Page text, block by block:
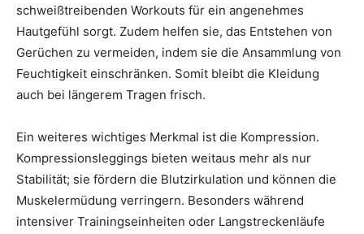
schweißtreibenden Workouts für ein angenehmes
Hautgefühl sorgt. Zudem helfen sie, das Entstehen von
Gerüchen zu vermeiden, indem sie die Ansammlung von
Feuchtigkeit einschränken. Somit bleibt die Kleidung
auch bei längerem Tragen frisch.
Ein weiteres wichtiges Merkmal ist die Kompression.
Kompressionsleggings bieten weitaus mehr als nur
Stabilität; sie fördern die Blutzirkulation und können die
Muskelermüdung verringern. Besonders während
intensiver Trainingseinheiten oder Langstreckenläufe